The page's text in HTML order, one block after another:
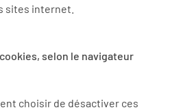
sites internet.
selon le navigateur
choisir de désactiver ces